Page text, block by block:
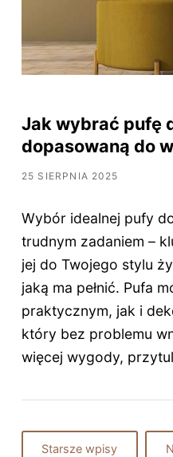
Jak wybrać pufę
dopasowaną do
25 SIERPNIA 2025
Wybór idealnej pufy
trudnym zadaniem –
jej do Twojego stylu
jaką ma pełnić. Pufa
praktycznym, jak i
który bez problemu
więcej wygody,
Starsze wpisy